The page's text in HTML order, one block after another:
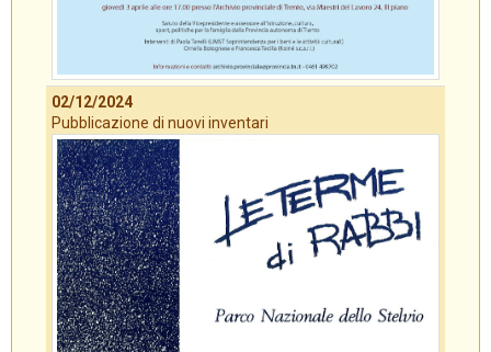
02/12/2024
Pubblicazione di nuovi inventari